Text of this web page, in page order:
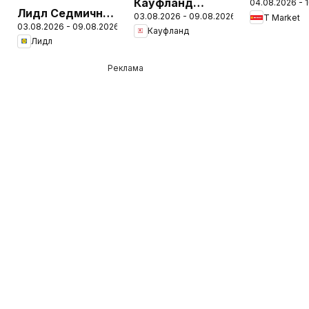
Лидл Седмична
брошура
03.08.2026 - 09.08.2026
Лидл
Седмична
брошура
03.08.2026 - 09.08.2026
Кауфланд
Седмична
брошура
04.08.2026 -
T Market
Реклама